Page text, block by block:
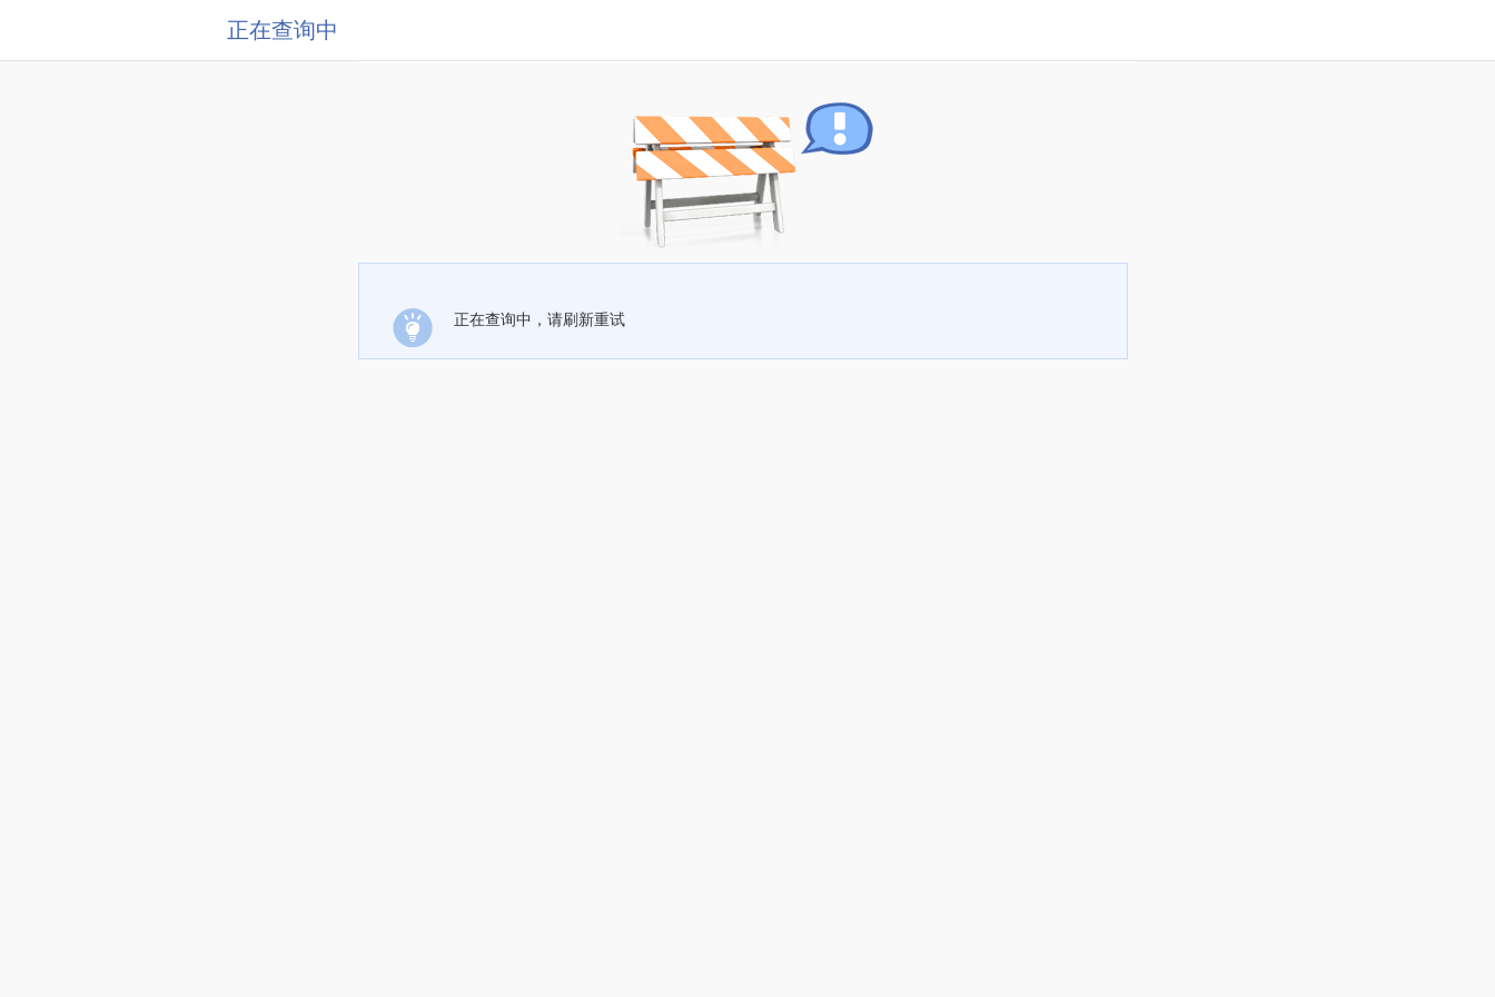
正在查询中
正在查询中，请刷新重试